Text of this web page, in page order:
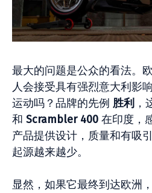
最大的问题是公众的看法。
人会接受具有强烈意大利影
运动吗？品牌的先例 胜利 ，
和 Scrambler 400 在印度，
产品提供设计，质量和有吸
起源越来越少。
显然，如果它最终到达欧洲，